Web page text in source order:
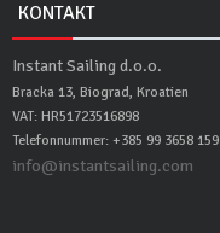
KONTAKT
Instant Sailing d.o.o.
Bracka 13, Biograd, Kroatien
VAT: HR51723516898
Telefonnummer: +385 99 3658 159
info@instantsailing.com